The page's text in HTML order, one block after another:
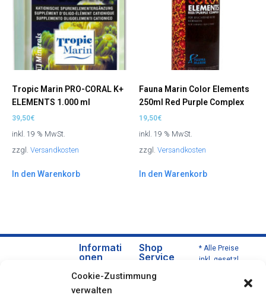
Cookie-Zustimmung
verwalten
Tropic Marin PRO-CORAL K+
ELEMENTS 1.000 ml
39,50€
inkl. 19 % MwSt.
zzgl. Versandkosten
In den Warenkorb
Fauna Marin Color Elements
250ml Red Purple Complex
19,50€
inkl. 19 % MwSt.
zzgl. Versandkosten
In den Warenkorb
Informati
onen
uns
Daten
Shop
Service
* Alle Preise
inkl. gesetzl.